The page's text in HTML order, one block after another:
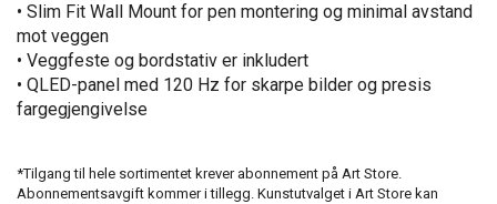
• Slim Fit Wall Mount for pen montering og minimal avstand
mot veggen
• Veggfeste og bordstativ er inkludert
• QLED-panel med 120 Hz for skarpe bilder og presis
fargegjengivelse
*Tilgang til hele sortimentet krever abonnement på Art Store.
Abonnementsavgift kommer i tillegg. Kunstutvalget i Art Store kan